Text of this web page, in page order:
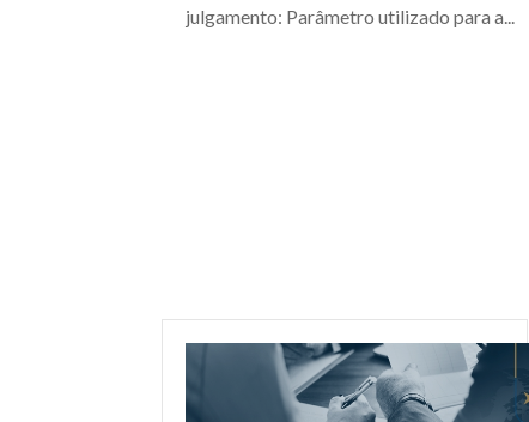
julgamento: Parâmetro utilizado para a...